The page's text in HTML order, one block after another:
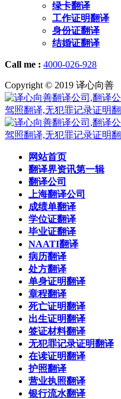
绿卡翻译
工作证明翻译
身份证翻译
结婚证翻译
Call me : 4000-026-928
Copyright © 2019 译心向善
网站首页
翻译界资讯第一辑
翻译公司
上海翻译公司
成绩单翻译
学位证翻译
毕业证翻译
NAATI翻译
病历翻译
处方翻译
单身证明翻译
章程翻译
死亡证明翻译
出生证明翻译
签证材料翻译
无犯罪记录证明翻译
在读证明翻译
护照翻译
营业执照翻译
银行流水翻译